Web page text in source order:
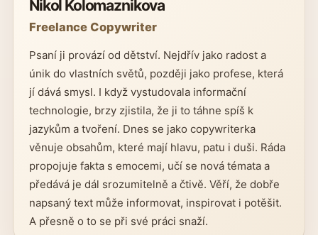
Nikol Kolomaznikova
Freelance Copywriter
Psaní ji provází od dětství. Nejdřív jako radost a
únik do vlastních světů, později jako profese, která
jí dává smysl. I když vystudovala informační
technologie, brzy zjistila, že ji to táhne spíš k
jazykům a tvoření. Dnes se jako copywriterka
věnuje obsahům, které mají hlavu, patu i duši. Ráda
propojuje fakta s emocemi, učí se nová témata a
předává je dál srozumitelně a čtivě. Věří, že dobře
napsaný text může informovat, inspirovat i potěšit.
A přesně o to se při své práci snaží.